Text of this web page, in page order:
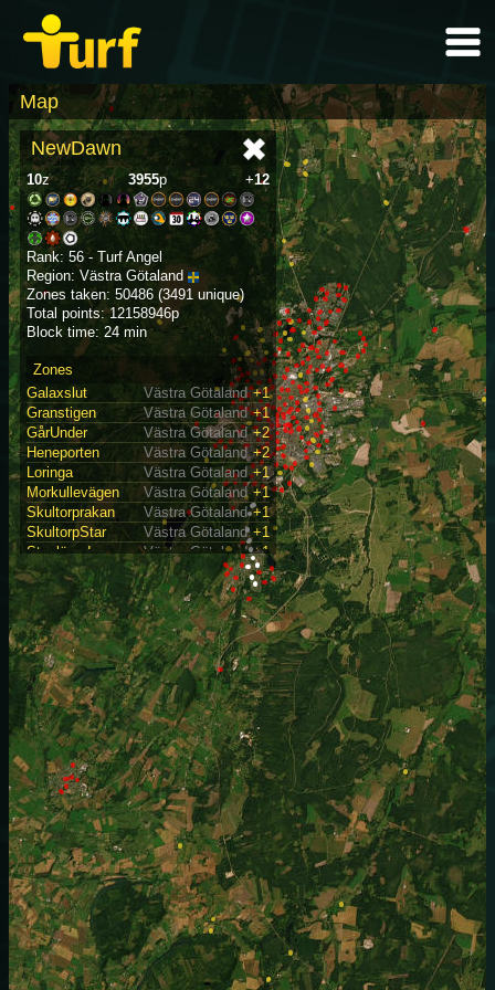
Map
NewDawn
10z 3955p +12
Rank: 56 - Turf Angel
Region: Västra Götaland
Zones taken: 50486 (3491 unique)
Total points: 12158946p
Block time: 24 min
Zones
Galaxslut
+1
Västra Götaland
Granstigen
+1
Västra Götaland
GårUnder
+2
Västra Götaland
Heneporten
+2
Västra Götaland
Loringa
+1
Västra Götaland
Morkullevägen
+1
Västra Götaland
Skultorprakan
+1
Västra Götaland
SkultorpStar
+1
Västra Götaland
Stenlängd
+1
Västra Götaland
Vibozon
+1
Västra Götaland